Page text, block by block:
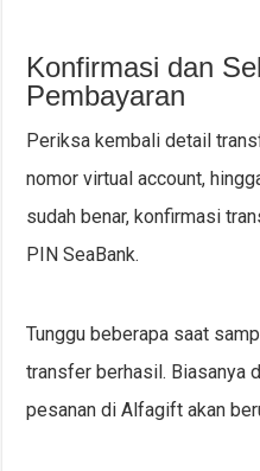
Konfirmasi dan
Pembayaran
Periksa kembali detail
nomor virtual account,
sudah benar, konfirmasi
PIN SeaBank.
Tunggu beberapa saat
transfer berhasil. Biasanya
pesanan di Alfagift akan